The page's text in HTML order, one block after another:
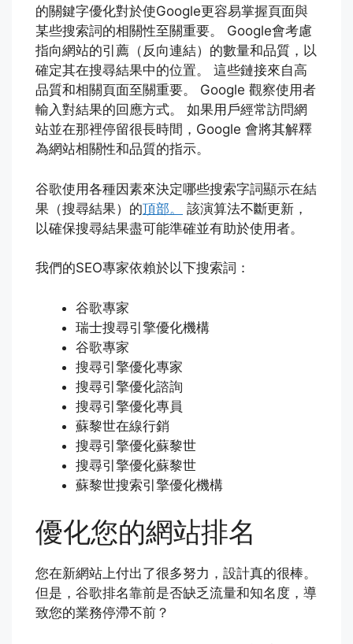
的關鍵字優化對於使Google更容易掌握頁面與
某些搜索詞的相關性至關重要。 Google會考慮
指向網站的引薦（反向連結）的數量和品質，以
確定其在搜尋結果中的位置。 這些鏈接來自高
品質和相關頁面至關重要。 Google 觀察使用者
輸入對結果的回應方式。 如果用戶經常訪問網
站並在那裡停留很長時間，Google 會將其解釋
為網站相關性和品質的指示。
谷歌使用各種因素來決定哪些搜索字詞顯示在結
果（搜尋結果）的頂部。
該演算法不斷更新，
以確保搜尋結果盡可能準確並有助於使用者。
我們的SEO專家依賴於以下搜索詞：
谷歌專家
瑞士搜尋引擎優化機構
谷歌專家
搜尋引擎優化專家
搜尋引擎優化諮詢
搜尋引擎優化專員
蘇黎世在線行銷
搜尋引擎優化蘇黎世
搜尋引擎優化蘇黎世
蘇黎世搜索引擎優化機構
優化您的網站排名
您在新網站上付出了很多努力，設計真的很棒。
但是，谷歌排名靠前是否缺乏流量和知名度，導
致您的業務停滯不前？